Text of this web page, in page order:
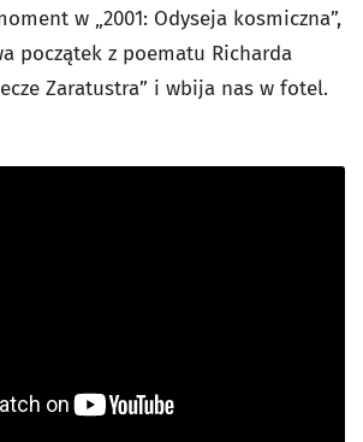
w „2001: Odyseja kosmiczna”,
początek z poematu Richarda
Zaratustra” i wbija nas w fotel.